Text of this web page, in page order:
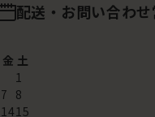
配送・お問い合わせ
金 土
1
7 8
1415